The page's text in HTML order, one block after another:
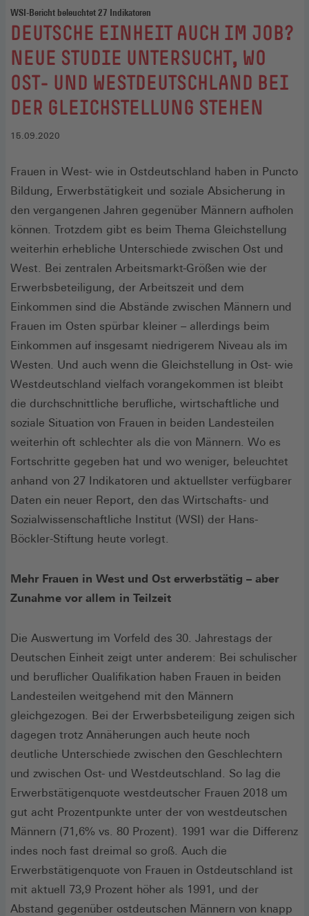
WSI-Bericht beleuchtet 27 Indikatoren
:
DEUTSCHE EINHEIT AUCH IM JOB?
NEUE STUDIE UNTERSUCHT, WO
OST- UND WESTDEUTSCHLAND BEI
DER GLEICHSTELLUNG STEHEN
15.09.2020
Frauen in West- wie in Ostdeutschland haben in Puncto
Bildung, Erwerbstätigkeit und soziale Absicherung in
den vergangenen Jahren gegenüber Männern aufholen
können. Trotzdem gibt es beim Thema Gleichstellung
weiterhin erhebliche Unterschiede zwischen Ost und
West. Bei zentralen Arbeitsmarkt-Größen wie der
Erwerbsbeteiligung, der Arbeitszeit und dem
Einkommen sind die Abstände zwischen Männern und
Frauen im Osten spürbar kleiner – allerdings beim
Einkommen auf insgesamt niedrigerem Niveau als im
Westen. Und auch wenn die Gleichstellung in Ost- wie
Westdeutschland vielfach vorangekommen ist bleibt
die durchschnittliche berufliche, wirtschaftliche und
soziale Situation von Frauen in beiden Landesteilen
weiterhin oft schlechter als die von Männern. Wo es
Fortschritte gegeben hat und wo weniger, beleuchtet
anhand von 27 Indikatoren und aktuellster verfügbarer
Daten ein neuer Report, den das Wirtschafts- und
Sozialwissenschaftliche Institut (WSI) der Hans-
Böckler-Stiftung heute vorlegt.
Mehr Frauen in West und Ost erwerbstätig – aber
Zunahme vor allem in Teilzeit
Die Auswertung im Vorfeld des 30. Jahrestags der
Deutschen Einheit zeigt unter anderem: Bei schulischer
und beruflicher Qualifikation haben Frauen in beiden
Landesteilen weitgehend mit den Männern
gleichgezogen. Bei der Erwerbsbeteiligung zeigen sich
dagegen trotz Annäherungen auch heute noch
deutliche Unterschiede zwischen den Geschlechtern
und zwischen Ost- und Westdeutschland. So lag die
Erwerbstätigenquote westdeutscher Frauen 2018 um
gut acht Prozentpunkte unter der von westdeutschen
Männern (71,6% vs. 80 Prozent). 1991 war die Differenz
indes noch fast dreimal so groß. Auch die
Erwerbstätigenquote von Frauen in Ostdeutschland ist
mit aktuell 73,9 Prozent höher als 1991, und der
Abstand gegenüber ostdeutschen Männern von knapp